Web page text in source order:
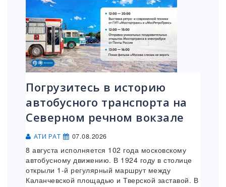
Погрузитесь в историю
автобусного транспорта на
Северном речном вокзале
АТИ РАТ 07.08.2026
8 августа исполняется 102 года московскому
автобусному движению. В 1924 году в столице
открыли 1-й регулярный маршрут между
Каланчевской площадью и Тверской заставой. В